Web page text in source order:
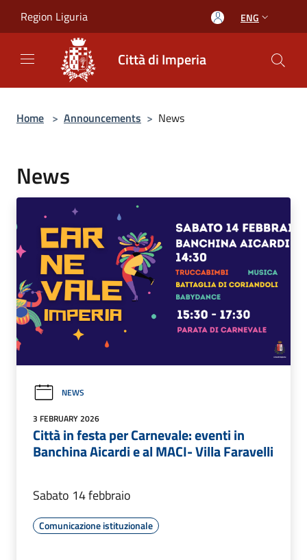
Region Liguria ENG
Città di Imperia
Home > Announcements > News
News
NEWS
3 FEBRUARY 2026
Città in festa per Carnevale: eventi in
Banchina Aicardi e al MACI- Villa Faravelli
Sabato 14 febbraio
Comunicazione istituzionale